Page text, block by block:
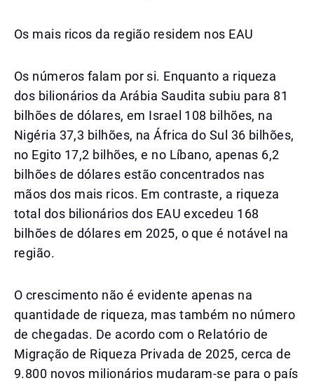
Os mais ricos da região residem nos EAU
Os números falam por si. Enquanto a riqueza
dos bilionários da Arábia Saudita subiu para 81
bilhões de dólares, em Israel 108 bilhões, na
Nigéria 37,3 bilhões, na África do Sul 36 bilhões,
no Egito 17,2 bilhões, e no Líbano, apenas 6,2
bilhões de dólares estão concentrados nas
mãos dos mais ricos. Em contraste, a riqueza
total dos bilionários dos EAU excedeu 168
bilhões de dólares em 2025, o que é notável na
região.
O crescimento não é evidente apenas na
quantidade de riqueza, mas também no número
de chegadas. De acordo com o Relatório de
Migração de Riqueza Privada de 2025, cerca de
9.800 novos milionários mudaram-se para o país